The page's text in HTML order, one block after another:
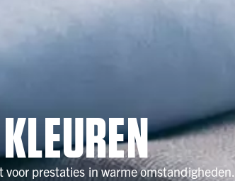
prestaties in warme omstandigheden.